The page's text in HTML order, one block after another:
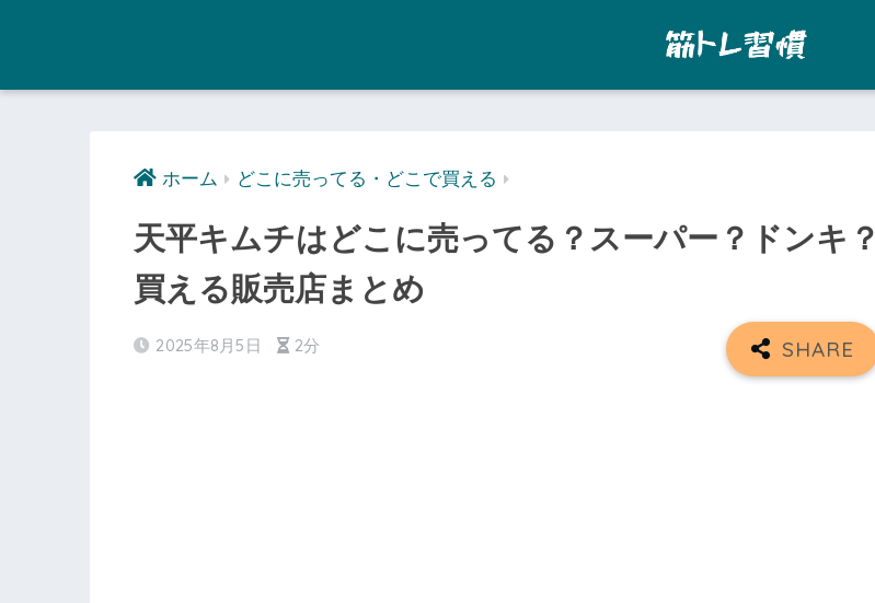
ホーム どこに売ってる・どこで買える
天平キムチはどこに売ってる？スーパー？ドンキ？
買える販売店まとめ
2025年8月5日 2分